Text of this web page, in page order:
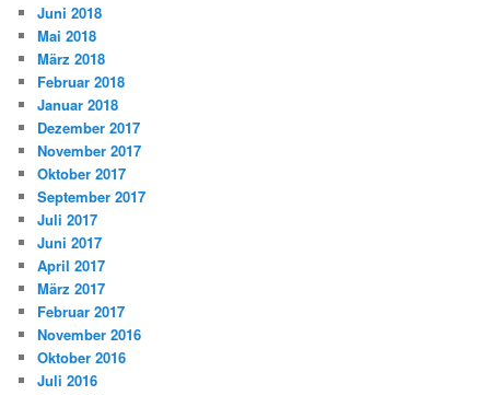
Juni 2018
Mai 2018
März 2018
Februar 2018
Januar 2018
Dezember 2017
November 2017
Oktober 2017
September 2017
Juli 2017
Juni 2017
April 2017
März 2017
Februar 2017
November 2016
Oktober 2016
Juli 2016